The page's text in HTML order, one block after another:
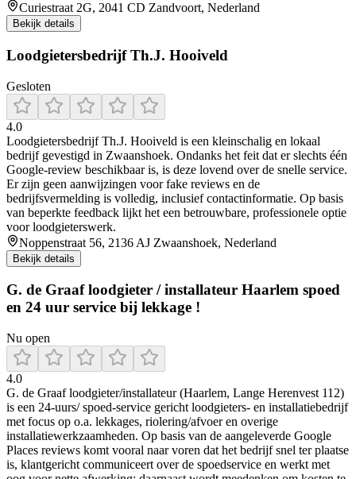
Curiestraat 2G, 2041 CD Zandvoort, Nederland
Bekijk details
Loodgietersbedrijf Th.J. Hooiveld
Gesloten
4.0
Loodgietersbedrijf Th.J. Hooiveld is een kleinschalig en lokaal
bedrijf gevestigd in Zwaanshoek. Ondanks het feit dat er slechts één
Google‑review beschikbaar is, is deze lovend over de snelle service.
Er zijn geen aanwijzingen voor fake reviews en de
bedrijfsvermelding is volledig, inclusief contactinformatie. Op basis
van beperkte feedback lijkt het een betrouwbare, professionele optie
voor loodgieterswerk.
Noppenstraat 56, 2136 AJ Zwaanshoek, Nederland
Bekijk details
G. de Graaf loodgieter / installateur Haarlem spoed
en 24 uur service bij lekkage !
Nu open
4.0
G. de Graaf loodgieter/installateur (Haarlem, Lange Herenvest 112)
is een 24-uurs/ spoed-service gericht loodgieters- en installatiebedrijf
met focus op o.a. lekkages, riolering/afvoer en overige
installatiewerkzaamheden. Op basis van de aangeleverde Google
Places reviews komt vooral naar voren dat het bedrijf snel ter plaatse
is, klantgericht communiceert over de spoedservice en werkt met